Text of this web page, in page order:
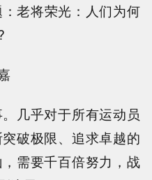
老将荣光：人们为何
几乎对于所有运动员
破极限、追求卓越的
需要千百倍努力，战